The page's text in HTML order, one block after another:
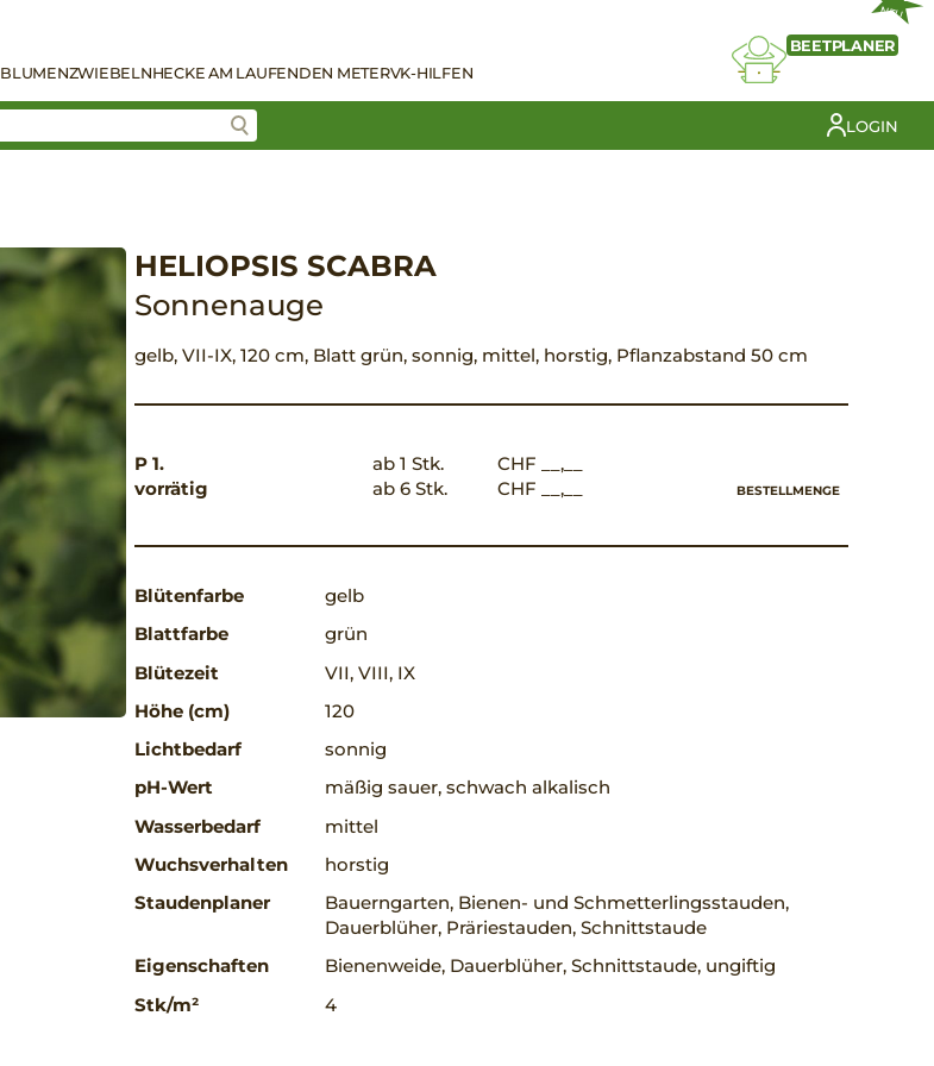
BLUMENZWIEBELNHECKE AM LAUFENDEN METERVK-HILFEN
NEU
BEETPLANER
LOGIN
HELIOPSIS SCABRA
Sonnenauge
gelb, VII-IX, 120 cm, Blatt grün, sonnig, mittel, horstig, Pflanzabstand 50 cm
P 1.
vorrätig
ab 1 Stk.
CHF __,__
ab 6 Stk.
CHF __,__ BESTELLMENGE
Blütenfarbe
gelb
Blattfarbe
grün
Blütezeit
VII, VIII, IX
Höhe (cm)
120
Lichtbedarf
sonnig
pH-Wert
mäßig sauer, schwach alkalisch
Wasserbedarf
mittel
Wuchsverhalten
horstig
Staudenplaner
Bauerngarten, Bienen- und Schmetterlingsstauden,
Dauerblüher, Präriestauden, Schnittstaude
Eigenschaften
Bienenweide, Dauerblüher, Schnittstaude, ungiftig
Stk/m²
4